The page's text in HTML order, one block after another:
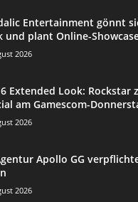
Entertainment gönnt
und plant Online-
2026
6 Extended Look: Rockstar
am Gamescom-
2026
Apollo GG
2026